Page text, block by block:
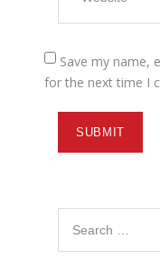
Save my name,
for the next time I